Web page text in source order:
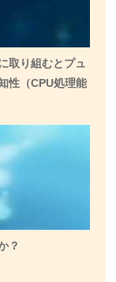
取り組むとプュ
性（CPU処理能
？